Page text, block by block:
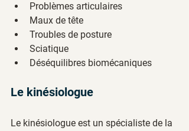
Problèmes articulaires
Maux de tête
Troubles de posture
Sciatique
Déséquilibres biomécaniques
Le kinésiologue
Le kinésiologue est un spécialiste de la